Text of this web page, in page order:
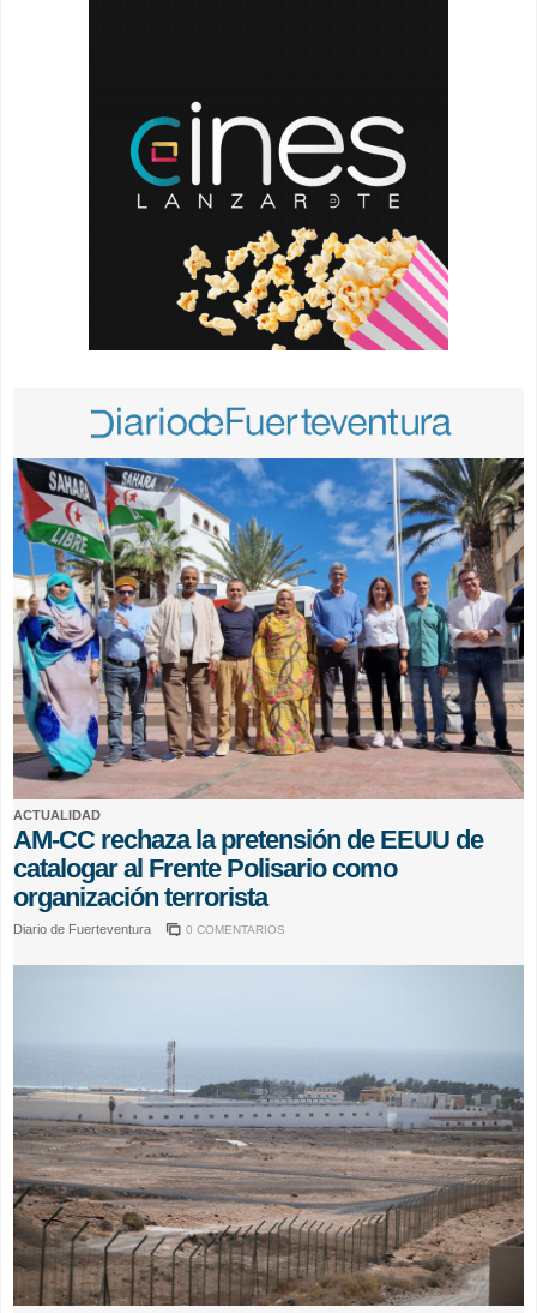
ACTUALIDAD
AM-CC rechaza la pretensión de EEUU de
catalogar al Frente Polisario como
organización terrorista
Diario de Fuerteventura 0 COMENTARIOS